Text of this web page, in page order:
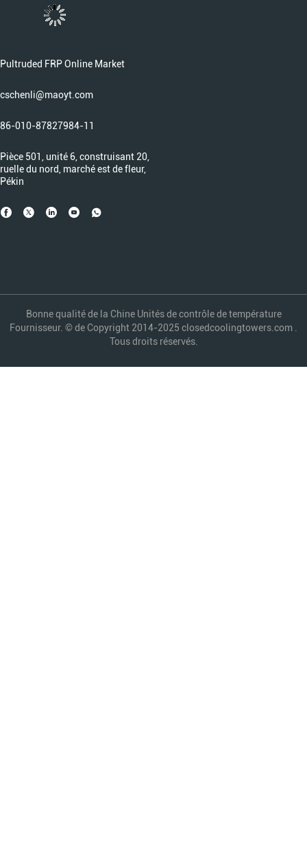
Pultruded FRP Online Market
cschenli@maoyt.com
86-010-87827984-11
Pièce 501, unité 6, construisant 20,
ruelle du nord, marché est de fleur,
Pékin
Bonne qualité de la Chine Unités de contrôle de température
Fournisseur. © de Copyright 2014-2025 closedcoolingtowers.com .
Tous droits réservés.